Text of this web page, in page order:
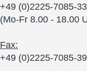
+49 (0)2225-7085-
(Mo-Fr 8.00 - 18.00
Fax:
+49 (0)2225-7085-